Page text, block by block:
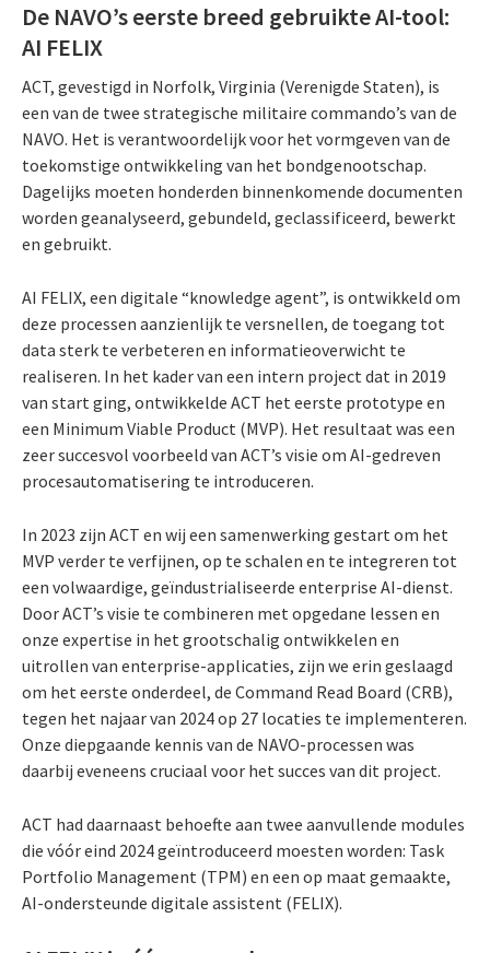
De NAVO’s eerste breed gebruikte AI-tool:
AI FELIX
ACT, gevestigd in Norfolk, Virginia (Verenigde Staten), is
een van de twee strategische militaire commando’s van de
NAVO. Het is verantwoordelijk voor het vormgeven van de
toekomstige ontwikkeling van het bondgenootschap.
Dagelijks moeten honderden binnenkomende documenten
worden geanalyseerd, gebundeld, geclassificeerd, bewerkt
en gebruikt.
AI FELIX, een digitale “knowledge agent”, is ontwikkeld om
deze processen aanzienlijk te versnellen, de toegang tot
data sterk te verbeteren en informatieoverwicht te
realiseren. In het kader van een intern project dat in 2019
van start ging, ontwikkelde ACT het eerste prototype en
een Minimum Viable Product (MVP). Het resultaat was een
zeer succesvol voorbeeld van ACT’s visie om AI-gedreven
procesautomatisering te introduceren.
In 2023 zijn ACT en wij een samenwerking gestart om het
MVP verder te verfijnen, op te schalen en te integreren tot
een volwaardige, geïndustrialiseerde enterprise AI-dienst.
Door ACT’s visie te combineren met opgedane lessen en
onze expertise in het grootschalig ontwikkelen en
uitrollen van enterprise-applicaties, zijn we erin geslaagd
om het eerste onderdeel, de Command Read Board (CRB),
tegen het najaar van 2024 op 27 locaties te implementeren.
Onze diepgaande kennis van de NAVO-processen was
daarbij eveneens cruciaal voor het succes van dit project.
ACT had daarnaast behoefte aan twee aanvullende modules
die vóór eind 2024 geïntroduceerd moesten worden: Task
Portfolio Management (TPM) en een op maat gemaakte,
AI-ondersteunde digitale assistent (FELIX).